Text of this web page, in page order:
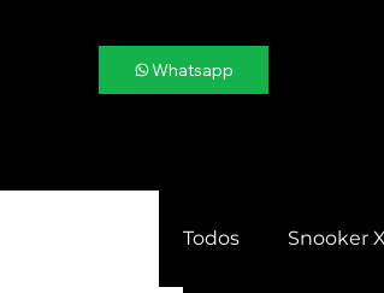
Whatsapp
Todos Snooker X